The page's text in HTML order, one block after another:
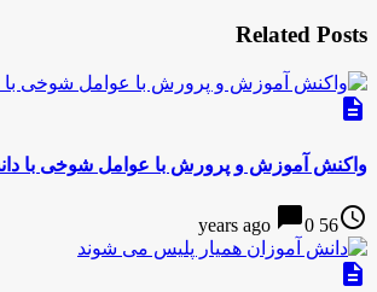
Related Posts
description
واکنش آموزش و پرورش با عوامل شوخی با
access_time
56 years ago
chat_bubble0
description